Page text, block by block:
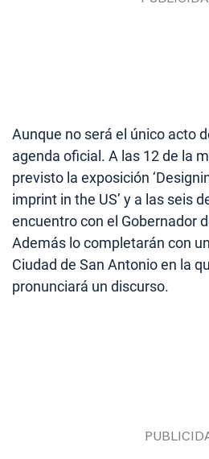
Aunque no será el único acto
agenda oficial. A las 12 de la
previsto la exposición
imprint in the US’ y a las seis
encuentro con el Gobernador
Además lo completarán con
Ciudad de San Antonio en la
pronunciará un discurso.